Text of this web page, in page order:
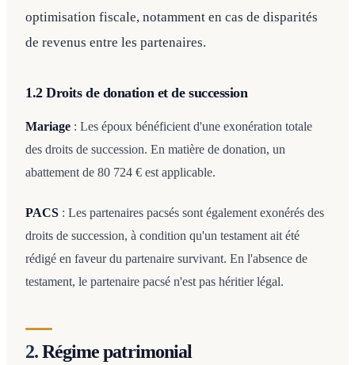
optimisation fiscale, notamment en cas de disparités
de revenus entre les partenaires.
1.2 Droits de donation et de succession
Mariage : Les époux bénéficient d'une exonération totale
des droits de succession. En matière de donation, un
abattement de 80 724 € est applicable.​
PACS : Les partenaires pacsés sont également exonérés des
droits de succession, à condition qu'un testament ait été
rédigé en faveur du partenaire survivant. En l'absence de
testament, le partenaire pacsé n'est pas héritier légal.
2.Régime patrimonial